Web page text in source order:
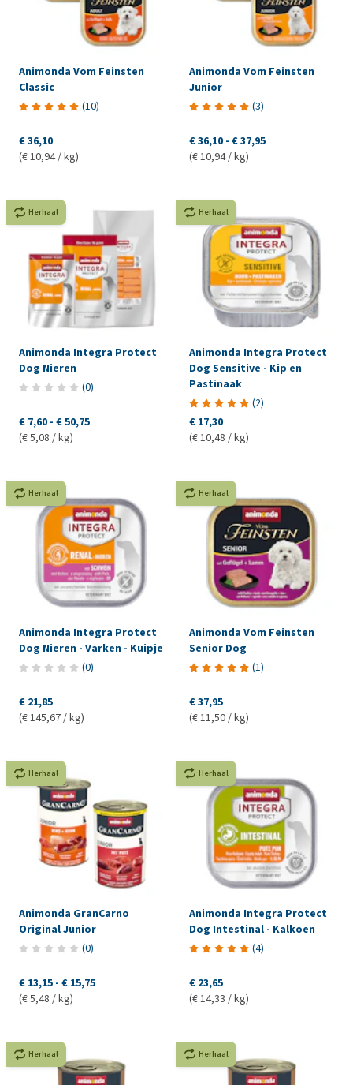
Animonda Vom Feinsten
Classic
(10)
€ 36,10
(€ 10,94 / kg)
Animonda Vom Feinsten
Junior
(3)
€ 36,10 - € 37,95
(€ 10,94 / kg)
Herhaal
Animonda Integra Protect
Dog Nieren
(0)
€ 7,60 - € 50,75
(€ 5,08 / kg)
Herhaal
Animonda Integra Protect
Dog Sensitive - Kip en
Pastinaak
(2)
€ 17,30
(€ 10,48 / kg)
Herhaal
Animonda Integra Protect
Dog Nieren - Varken - Kuipje
(0)
€ 21,85
(€ 145,67 / kg)
Herhaal
Animonda Vom Feinsten
Senior Dog
(1)
€ 37,95
(€ 11,50 / kg)
Herhaal
Animonda GranCarno
Original Junior
(0)
€ 13,15 - € 15,75
(€ 5,48 / kg)
Herhaal
Animonda Integra Protect
Dog Intestinal - Kalkoen
(4)
€ 23,65
(€ 14,33 / kg)
Herhaal Herhaal